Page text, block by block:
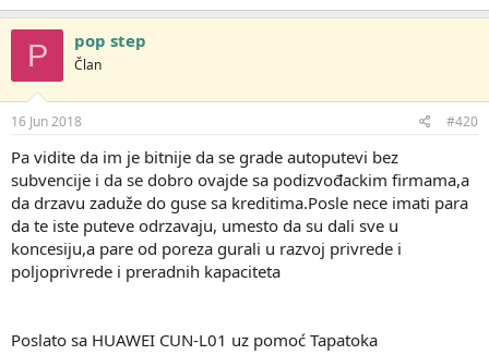
P pop step
Član
16 Jun 2018 #420
Pa vidite da im je bitnije da se grade autoputevi bez
subvencije i da se dobro ovajde sa podizvođackim firmama,a
da drzavu zaduže do guse sa kreditima.Posle nece imati para
da te iste puteve odrzavaju, umesto da su dali sve u
koncesiju,a pare od poreza gurali u razvoj privrede i
poljoprivrede i preradnih kapaciteta
Poslato sa HUAWEI CUN-L01 uz pomoć Tapatoka